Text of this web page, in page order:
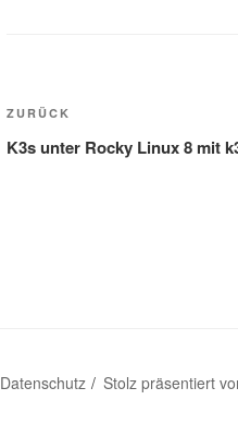
Beitragsnavigation
Vorheriger
Beitrag
ZURÜCK
K3s unter Rocky Linux 8 mit
Datenschutz Stolz präsentiert